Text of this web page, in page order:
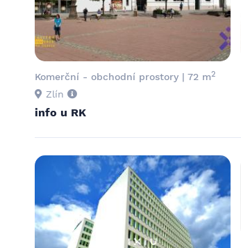
Komerční - obchodní prostory | 72 m2
Zlín
info u RK